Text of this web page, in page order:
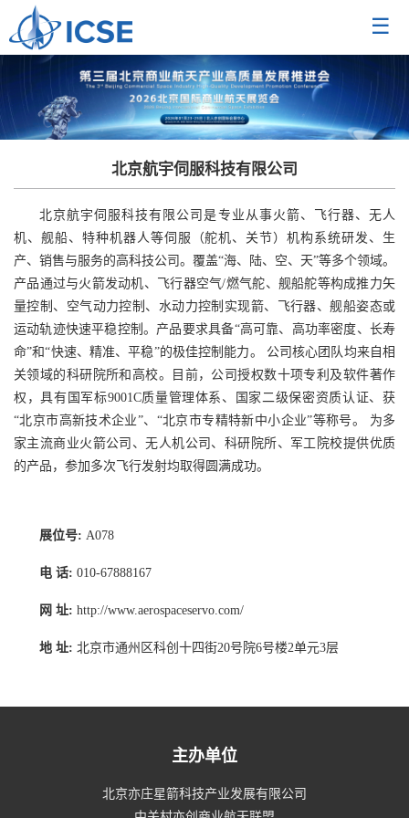
☰
北京航宇伺服科技有限公司
北京航宇伺服科技有限公司是专业从事火箭、飞行器、无人
机、舰船、特种机器人等伺服（舵机、关节）机构系统研发、生
产、销售与服务的高科技公司。覆盖“海、陆、空、天”等多个领域。
产品通过与火箭发动机、飞行器空气/燃气舵、舰船舵等构成推力矢
量控制、空气动力控制、水动力控制实现箭、飞行器、舰船姿态或
运动轨迹快速平稳控制。产品要求具备“高可靠、高功率密度、长寿
命”和“快速、精准、平稳”的极佳控制能力。 公司核心团队均来自相
关领域的科研院所和高校。目前，公司授权数十项专利及软件著作
权，具有国军标9001C质量管理体系、国家二级保密资质认证、获
“北京市高新技术企业”、“北京市专精特新中小企业”等称号。 为多
家主流商业火箭公司、无人机公司、科研院所、军工院校提供优质
的产品，参加多次飞行发射均取得圆满成功。
展位号: A078
电 话: 010-67888167
网 址: http://www.aerospaceservo.com/
地 址: 北京市通州区科创十四街20号院6号楼2单元3层
主办单位
北京亦庄星箭科技产业发展有限公司